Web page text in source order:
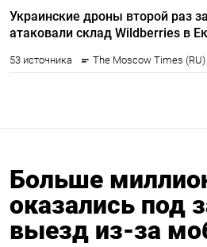
Больше
оказались под
выезд из-за